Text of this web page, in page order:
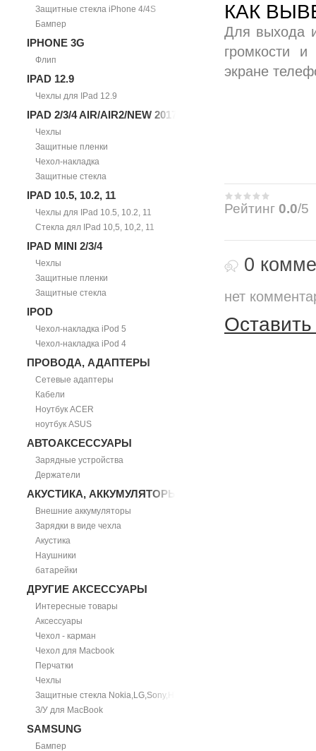
Защитные стекла iPhone 4/4S
Бампер
IPHONE 3G
Флип
IPAD 12.9
Чехлы для IPad 12.9
IPAD 2/3/4 AIR/AIR2/NEW 2017
Чехлы
Защитные пленки
Чехол-накладка
Защитные стекла
IPAD 10.5, 10.2, 11
Чехлы для IPad 10.5, 10.2, 11
Стекла дял IPad 10,5, 10,2, 11
IPAD MINI 2/3/4
Чехлы
Защитные пленки
Защитные стекла
IPOD
Чехол-накладка iPod 5
Чехол-накладка iPod 4
ПРОВОДА, АДАПТЕРЫ
Сетевые адаптеры
Кабели
Ноутбук ACER
ноутбук ASUS
АВТОАКСЕССУАРЫ
Зарядные устройства
Держатели
АКУСТИКА, АККУМУЛЯТОРЫ
Внешние аккумуляторы
Зарядки в виде чехла
Акустика
Наушники
батарейки
ДРУГИЕ АКСЕССУАРЫ
Интересные товары
Аксессуары
Чехол - карман
Чехол для Macbook
Перчатки
Чехлы
Защитные стекла Nokia,LG,Sony,HTC
З/У для MacBook
SAMSUNG
Бампер
КАК
Для выхода
громкости
экране
Рейтинг 0.0/5
0
нет